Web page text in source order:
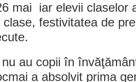
mai iar elevii claselor
clase, festivitatea de
au copii în
a absolvit prima